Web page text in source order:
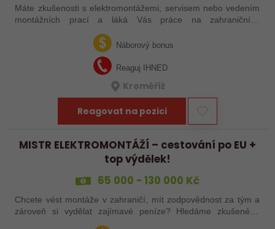
Máte zkušenosti s elektromontážemi, servisem nebo vedením
montážních prací a láká Vás práce na zahraničních
projektech? Nebo jste šikovný elektrikář či elektromontér, který
už nechce být jen „řadový…Náborový bonus
Reaguj IHNED
Kroměříž
Reagovat na pozici
MISTR ELEKTROMONTÁŽÍ – cestování po EU +
top výdělek!
65 000 - 130 000 Kč
Chcete vést montáže v zahraničí, mít zodpovědnost za tým a
zároveň si vydělat zajímavé peníze? Hledáme zkušeného